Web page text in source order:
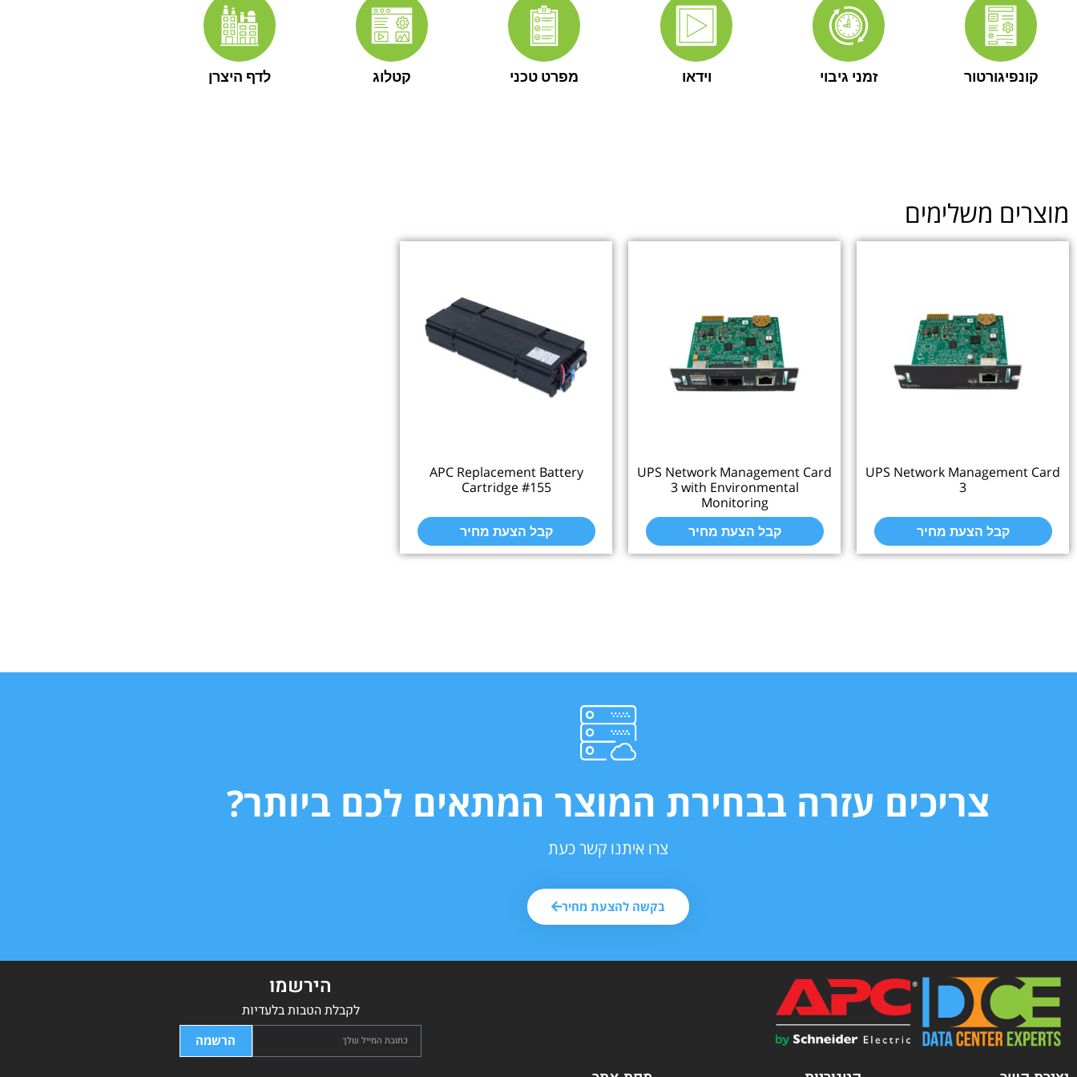
קונפיגורטור זמני גיבוי וידאו מפרט טכני קטלוג לדף היצרן
מוצרים משלימים
UPS Network Management Card
3
קבל הצעת מחיר
UPS Network Management Card
3 with Environmental
Monitoring
קבל הצעת מחיר
APC Replacement Battery
Cartridge #155
קבל הצעת מחיר
צריכים עזרה בבחירת המוצר המתאים לכם ביותר?
צרו איתנו קשר כעת
בקשה להצעת מחיר
הירשמו
לקבלת הטבות בלעדיות
הרשמה